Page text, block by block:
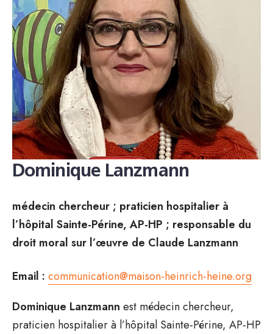
Dominique Lanzmann
médecin chercheur ; praticien hospitalier à
l’hôpital Sainte-Périne, AP-HP ; responsable du
droit moral sur l’œuvre de Claude Lanzmann
Email : communication@maison-heinrich-heine.org
Dominique Lanzmann est médecin chercheur,
praticien hospitalier à l’hôpital Sainte-Périne, AP-HP